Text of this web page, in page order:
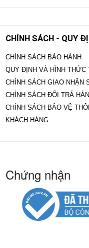
CHÍNH SÁCH - QUY
CHÍNH SÁCH BẢO HÀNH
QUY ĐỊNH VÀ HÌNH THỨC
CHÍNH SÁCH GIAO NHẬN
CHÍNH SÁCH ĐỔI TRẢ
CHÍNH SÁCH BẢO VỆ
KHÁCH HÀNG
Chứng nhận